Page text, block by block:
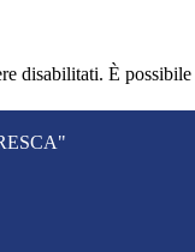
disabilitati. È